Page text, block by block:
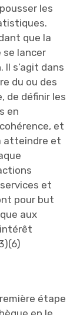
les
que la
se lancer
s’agit dans
du ou des
de définir les
en
et
atteindre et
et
pour but
aux
étape